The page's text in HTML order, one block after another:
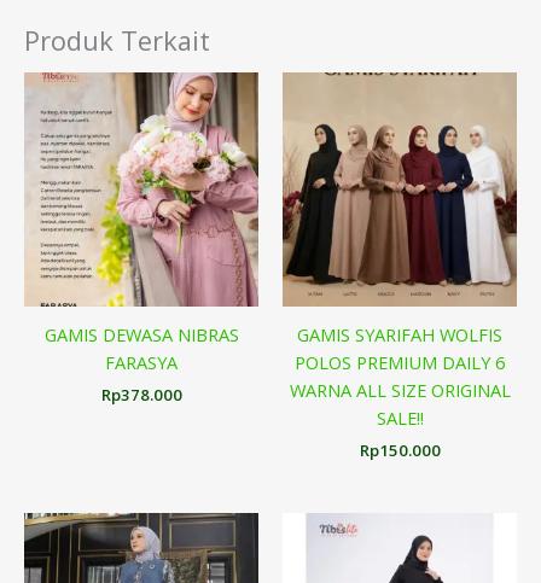
Produk Terkait
GAMIS DEWASA NIBRAS
FARASYA
Rp378.000
GAMIS SYARIFAH WOLFIS
POLOS PREMIUM DAILY 6
WARNA ALL SIZE ORIGINAL
SALE!!
Rp150.000